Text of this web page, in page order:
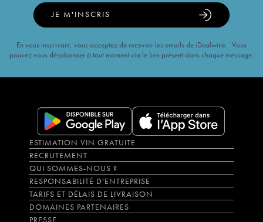
JE M'INSCRIS
En vous inscrivant, vous acceptez de recevoir les emails de iDealwine. Vous
pouvez vous désabonner à tout moment via le lien présent dans chaque message.
ESTIMATION VIN GRATUITE
RECRUTEMENT
QUI SOMMES-NOUS ?
RESPONSABILITÉ D'ENTREPRISE
TARIFS ET DÉLAIS DE LIVRAISON
DOMAINES PARTENAIRES
PRESSE